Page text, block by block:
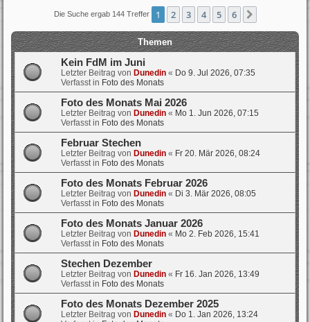
Die Suche ergab 144 Treffer 1 2 3 4 5 6
Themen
Kein FdM im Juni
Letzter Beitrag von Dunedin « Do 9. Jul 2026, 07:35
Verfasst in Foto des Monats
Foto des Monats Mai 2026
Letzter Beitrag von Dunedin « Mo 1. Jun 2026, 07:15
Verfasst in Foto des Monats
Februar Stechen
Letzter Beitrag von Dunedin « Fr 20. Mär 2026, 08:24
Verfasst in Foto des Monats
Foto des Monats Februar 2026
Letzter Beitrag von Dunedin « Di 3. Mär 2026, 08:05
Verfasst in Foto des Monats
Foto des Monats Januar 2026
Letzter Beitrag von Dunedin « Mo 2. Feb 2026, 15:41
Verfasst in Foto des Monats
Stechen Dezember
Letzter Beitrag von Dunedin « Fr 16. Jan 2026, 13:49
Verfasst in Foto des Monats
Foto des Monats Dezember 2025
Letzter Beitrag von Dunedin « Do 1. Jan 2026, 13:24